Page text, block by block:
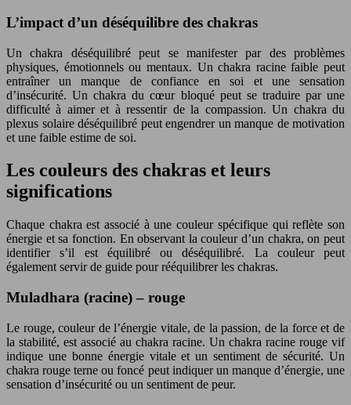
L’impact d’un déséquilibre des chakras
Un chakra déséquilibré peut se manifester par des problèmes
physiques, émotionnels ou mentaux. Un chakra racine faible peut
entraîner un manque de confiance en soi et une sensation
d’insécurité. Un chakra du cœur bloqué peut se traduire par une
difficulté à aimer et à ressentir de la compassion. Un chakra du
plexus solaire déséquilibré peut engendrer un manque de motivation
et une faible estime de soi.
Les couleurs des chakras et leurs
significations
Chaque chakra est associé à une couleur spécifique qui reflète son
énergie et sa fonction. En observant la couleur d’un chakra, on peut
identifier s’il est équilibré ou déséquilibré. La couleur peut
également servir de guide pour rééquilibrer les chakras.
Muladhara (racine) – rouge
Le rouge, couleur de l’énergie vitale, de la passion, de la force et de
la stabilité, est associé au chakra racine. Un chakra racine rouge vif
indique une bonne énergie vitale et un sentiment de sécurité. Un
chakra rouge terne ou foncé peut indiquer un manque d’énergie, une
sensation d’insécurité ou un sentiment de peur.